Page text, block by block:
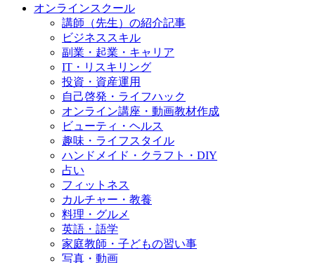
オンラインスクール
講師（先生）の紹介記事
ビジネススキル
副業・起業・キャリア
IT・リスキリング
投資・資産運用
自己啓発・ライフハック
オンライン講座・動画教材作成
ビューティ・ヘルス
趣味・ライフスタイル
ハンドメイド・クラフト・DIY
占い
フィットネス
カルチャー・教養
料理・グルメ
英語・語学
家庭教師・子どもの習い事
写真・動画